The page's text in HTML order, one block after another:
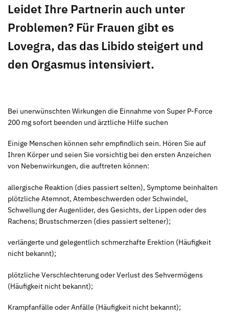
Leidet Ihre Partnerin auch unter
Problemen? Für Frauen gibt es
Lovegra, das das Libido steigert und
den Orgasmus intensiviert.
Bei unerwünschten Wirkungen die Einnahme von Super P-Force
200 mg sofort beenden und ärztliche Hilfe suchen
Einige Menschen können sehr empfindlich sein. Hören Sie auf
Ihren Körper und seien Sie vorsichtig bei den ersten Anzeichen
von Nebenwirkungen, die auftreten können:
allergische Reaktion (dies passiert selten), Symptome beinhalten
plötzliche Atemnot, Atembeschwerden oder Schwindel,
Schwellung der Augenlider, des Gesichts, der Lippen oder des
Rachens; Brustschmerzen (dies passiert seltener);
verlängerte und gelegentlich schmerzhafte Erektion (Häufigkeit
nicht bekannt);
plötzliche Verschlechterung oder Verlust des Sehvermögens
(Häufigkeit nicht bekannt);
Krampfanfälle oder Anfälle (Häufigkeit nicht bekannt);